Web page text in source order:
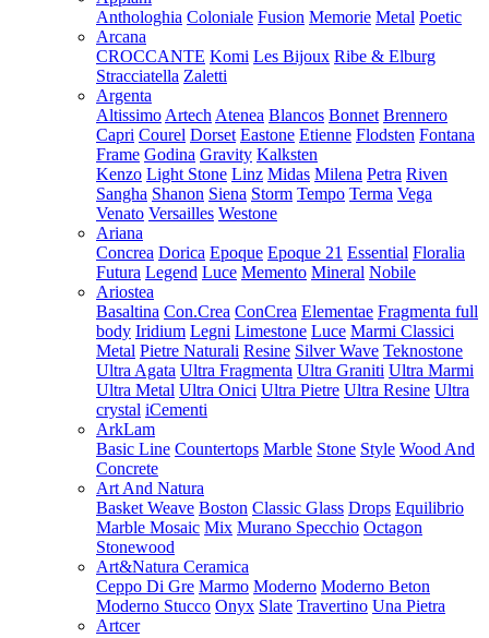
Anthologhia Coloniale Fusion Memorie Metal Poetic
Arcana
CROCCANTE Komi Les Bijoux Ribe & Elburg
Stracciatella Zaletti
Argenta
Altissimo Artech Atenea Blancos Bonnet Brennero
Capri Courel Dorset Eastone Etienne Flodsten Fontana
Frame Godina Gravity Kalksten
Kenzo Light Stone Linz Midas Milena Petra Riven
Sangha Shanon Siena Storm Tempo Terma Vega
Venato Versailles Westone
Ariana
Concrea Dorica Epoque Epoque 21 Essential Floralia
Futura Legend Luce Memento Mineral Nobile
Ariostea
Basaltina Con.Crea ConCrea Elementae Fragmenta full
body Iridium Legni Limestone Luce Marmi Classici
Metal Pietre Naturali Resine Silver Wave Teknostone
Ultra Agata Ultra Fragmenta Ultra Graniti Ultra Marmi
Ultra Metal Ultra Onici Ultra Pietre Ultra Resine Ultra
crystal iCementi
ArkLam
Basic Line Countertops Marble Stone Style Wood And
Concrete
Art And Natura
Basket Weave Boston Classic Glass Drops Equilibrio
Marble Mosaic Mix Murano Specchio Octagon
Stonewood
Art&Natura Ceramica
Ceppo Di Gre Marmo Moderno Moderno Beton
Moderno Stucco Onyx Slate Travertino Una Pietra
Artcer